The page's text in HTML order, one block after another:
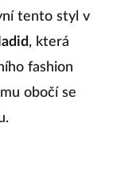
tento styl v
, která
fashion
obočí se